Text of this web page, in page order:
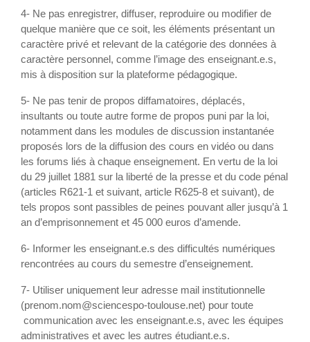
4- Ne pas enregistrer, diffuser, reproduire ou modifier de
quelque manière que ce soit, les éléments présentant un
caractère privé et relevant de la catégorie des données à
caractère personnel, comme l’image des enseignant.e.s,
mis à disposition sur la plateforme pédagogique.
5- Ne pas tenir de propos diffamatoires, déplacés,
insultants ou toute autre forme de propos puni par la loi,
notamment dans les modules de discussion instantanée
proposés lors de la diffusion des cours en vidéo ou dans
les forums liés à chaque enseignement. En vertu de la loi
du 29 juillet 1881 sur la liberté de la presse et du code pénal
(articles R621-1 et suivant, article R625-8 et suivant), de
tels propos sont passibles de peines pouvant aller jusqu’à 1
an d’emprisonnement et 45 000 euros d’amende.
6- Informer les enseignant.e.s des difficultés numériques
rencontrées au cours du semestre d’enseignement.
7- Utiliser uniquement leur adresse mail institutionnelle
(prenom.nom@sciencespo-toulouse.net) pour toute
communication avec les enseignant.e.s, avec les équipes
administratives et avec les autres étudiant.e.s.